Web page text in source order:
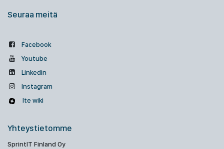
Seuraa meitä
Facebook
Youtube
Linkedin
Instagram
Ite wiki
Yhteystietomme
SprintIT Finland Oy